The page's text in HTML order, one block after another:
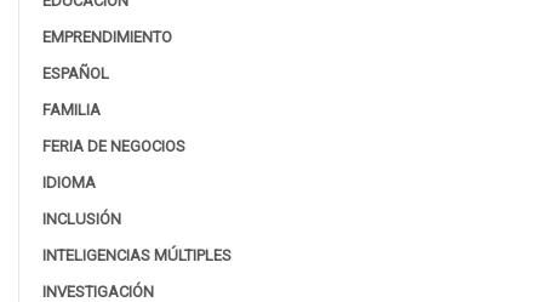
EMPRENDIMIENTO
ESPAÑOL
FAMILIA
FERIA DE NEGOCIOS
IDIOMA
INCLUSIÓN
INTELIGENCIAS MÚLTIPLES
INVESTIGACIÓN